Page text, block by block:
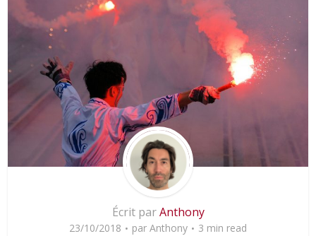
Écrit parAnthony
23/10/2018 par Anthony 3 min read